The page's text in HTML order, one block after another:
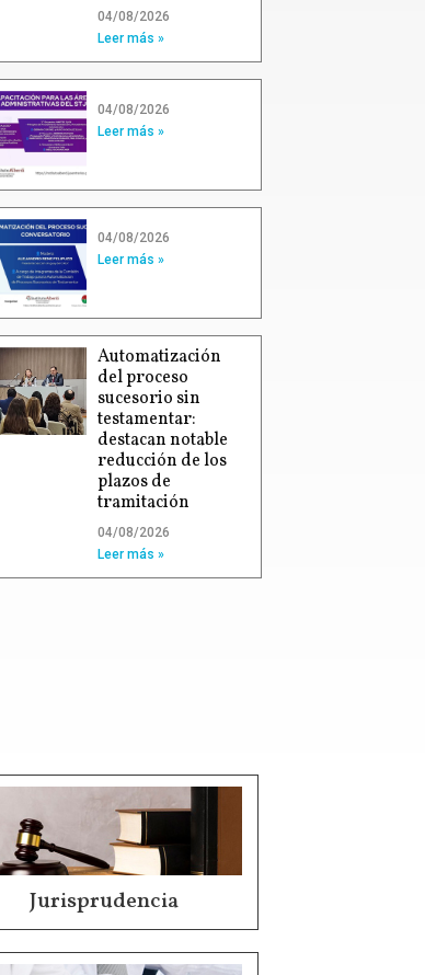
04/08/2026
Leer más »
04/08/2026
Leer más »
04/08/2026
Leer más »
Automatización
del proceso
sucesorio sin
testamentar:
destacan notable
reducción de los
plazos de
tramitación
04/08/2026
Leer más »
Jurisprudencia